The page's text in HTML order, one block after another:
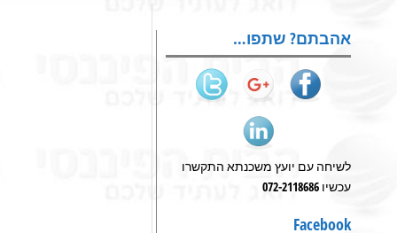
אהבתם? שתפו…
לשיחה עם יועץ משכנתא התקשרו
עכשיו 072-2118686
Facebook